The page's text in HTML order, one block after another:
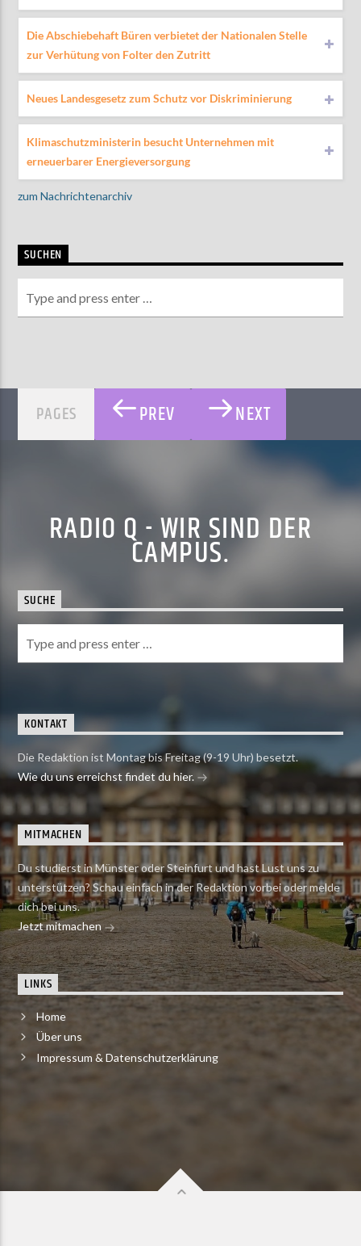
Die Abschiebehaft Büren verbietet der Nationalen Stelle
zur Verhütung von Folter den Zutritt
Neues Landesgesetz zum Schutz vor Diskriminierung
Klimaschutzministerin besucht Unternehmen mit
erneuerbarer Energieversorgung
zum Nachrichtenarchiv
SUCHEN
PAGES PREV NEXT
RADIO Q - WIR SIND DER
CAMPUS.
SUCHE
KONTAKT
Die Redaktion ist Montag bis Freitag (9-19 Uhr) besetzt.
Wie du uns erreichst findet du hier.
MITMACHEN
Du studierst in Münster oder Steinfurt und hast Lust uns zu
unterstützen? Schau einfach in der Redaktion vorbei oder melde
dich bei uns.
Jetzt mitmachen
LINKS
Home
Über uns
Impressum & Datenschutzerklärung